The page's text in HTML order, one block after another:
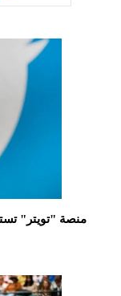
منصة "تويتر"